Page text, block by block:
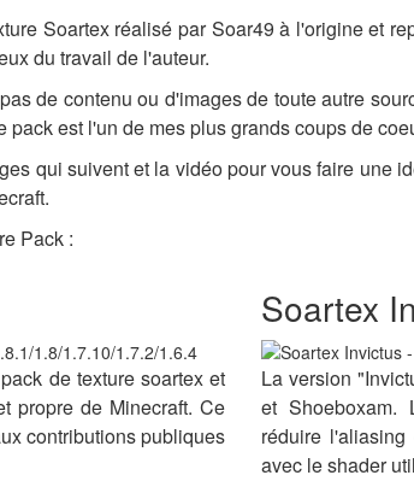
Soartex réalisé par Soar49 à l'origine et
du travail de l'auteur.
de contenu ou d'images de toute autre
est l'un de mes plus grands coups de
qui suivent et la vidéo pour vous faire une
Pack :
de texture soartex et
propre de Minecraft. Ce
contributions publiques
Soartex
La version
et Shoeboxam.
réduire
avec le shader